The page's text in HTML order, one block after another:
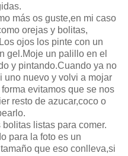
más os guste,en mi caso
orejas y bolitas,
ojos los pinte con un
gel.Moje un palillo en el
y pintando.Cuando ya no
uno nuevo y volvi a mojar
evitamos que se nos
resto de azucar,coco o
listas para comer.
para la foto es un
que eso conlleva,si